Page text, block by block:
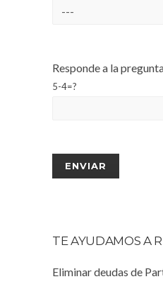
Responde a la
5-4=?
TE AYUDAMOS A
Eliminar deudas de